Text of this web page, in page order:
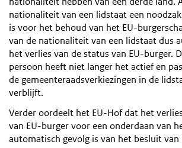
nationaliteit van een lidstaat een
is voor het behoud van het EU-
van de nationaliteit van een lidstaat dus
het verlies van de status van EU-burger.
persoon heeft niet langer het actief en
de gemeenteraadsverkiezingen in de
verblijft.
Verder oordeelt het EU-Hof dat het
van EU-burger voor een onderdaan van
automatisch gevolg is van het besluit van